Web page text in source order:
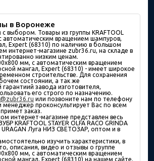
в Воронеже
Товары из группы KRAFTOOL
автоматическим вращением шампуров,
Expert (68310) по наличию в большом
интернет-магазине zubr36.ru, на складе в
низким ценам.
мм, с автоматическим вращением
мангал, Expert (68310) - имеет широкое
строительстве. Для сохранения
состоянии, а так же
завода изготовителя,
его строго по назначению.
или позвоните нам по телефону
менеджер проконсультирует Вас по всем
заказ.
интернет-магазине представлен весь
KRAFTOOL STAYER OLFA RACO GRINDA
URAGAN Луга НИЗ СВЕТОЗАР, оптом и в
изучить характеристики, в
описания, видео и отзывы о группе
мм, с автоматическим вращением
мангал, Expert (68310) на нашем сайте.